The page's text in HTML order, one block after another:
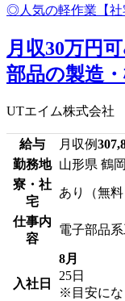
月収30万円
部品の製造
UTエイム株式会社
給与 月収例
勤務地 山形県 鶴
寮・社
宅
あり（無料
仕事内
容
電子部品
入社日
8月
25日
※目安にな